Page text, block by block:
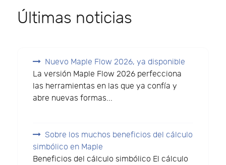
Últimas noticias
Nuevo Maple Flow 2026, ya disponible
La versión Maple Flow 2026 perfecciona
las herramientas en las que ya confía y
abre nuevas formas...
Sobre los muchos beneficios del cálculo
simbólico en Maple
Beneficios del cálculo simbólico El cálculo